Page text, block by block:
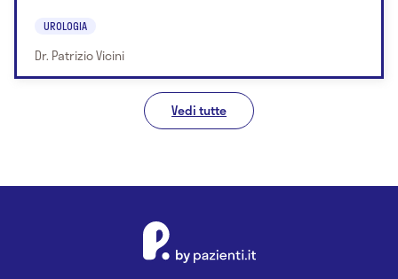
UROLOGIA
Dr. Patrizio Vicini
Vedi tutte